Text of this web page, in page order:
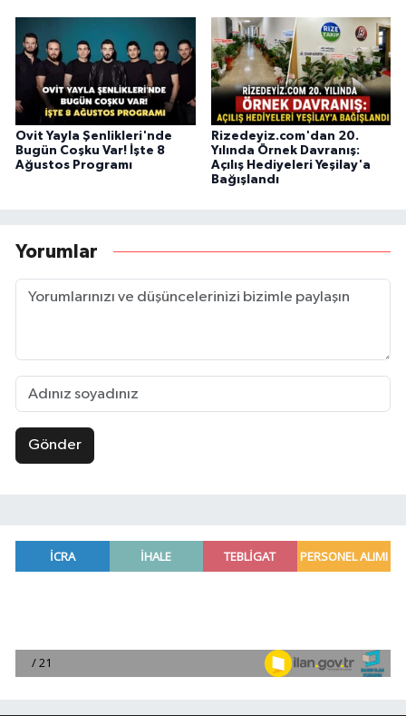
Ovit Yayla Şenlikleri'nde
Bugün Coşku Var! İşte 8
Ağustos Programı
Rizedeyiz.com'dan 20.
Yılında Örnek Davranış:
Açılış Hediyeleri Yeşilay'a
Bağışlandı
Yorumlar
Gönder